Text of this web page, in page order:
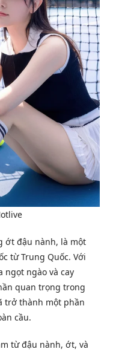
ớt đậu nành, là một
từ Trung Quốc. Với
ngọt ngào và cay
quan trọng trong
trở thành một phần
cầu.
từ đậu nành, ớt, và